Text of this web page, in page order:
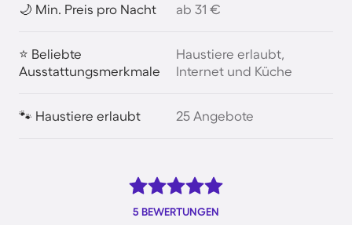
🌙 Min. Preis pro Nacht ab 31 €
⭐ Beliebte
Ausstattungsmerkmale
Haustiere erlaubt,
Internet und Küche
🐾 Haustiere erlaubt 25 Angebote
5 BEWERTUNGEN